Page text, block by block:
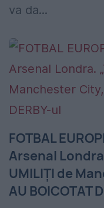
va da...
FOTBAL
Arsenal
UMILIȚI de
AU BOICOTAT